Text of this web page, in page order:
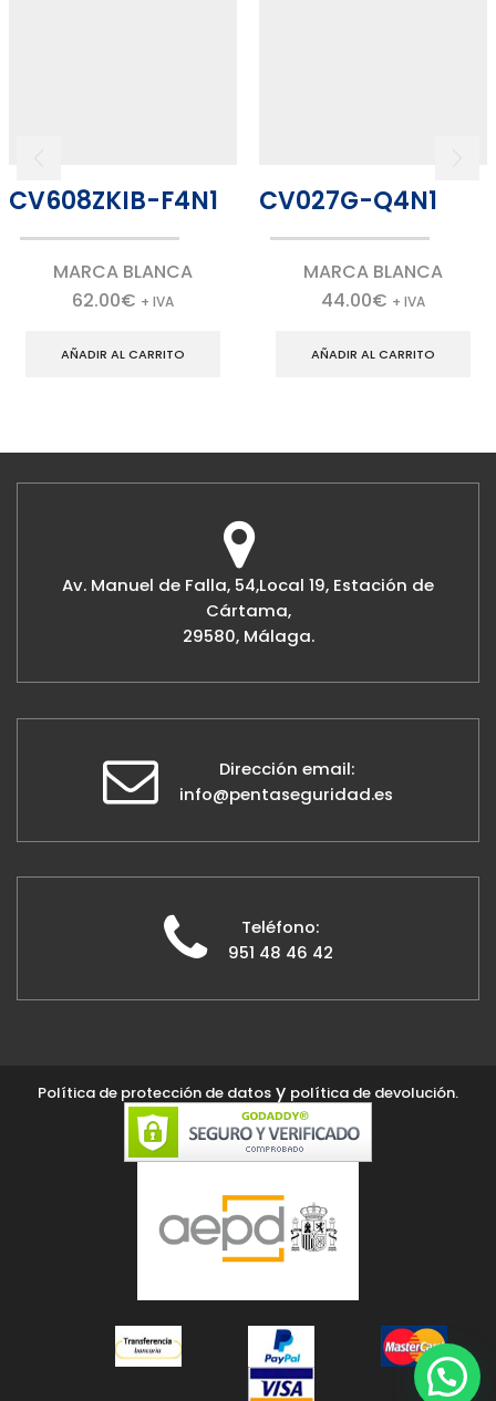
CV608ZKIB-F4N1
MARCA BLANCA
62.00€ + IVA
AÑADIR AL CARRITO
CV027G-Q4N1
MARCA BLANCA
44.00€ + IVA
AÑADIR AL CARRITO
Av. Manuel de Falla, 54,Local 19, Estación de
Cártama,
29580, Málaga.
Dirección email:
info@pentaseguridad.es
Teléfono:
951 48 46 42
Política de protección de datos y política de devolución.